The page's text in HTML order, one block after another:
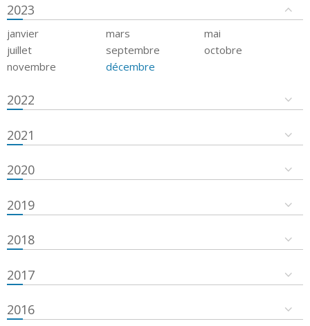
2023
janvier mars
mai
juillet
septembre
octobre
novembre
décembre
2022
2021
2020
2019
2018
2017
2016